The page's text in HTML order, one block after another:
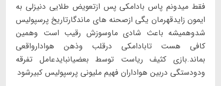
فقط میدونم پاس بادامکی پس ازتعویض طلایی دنیزلی به
ایمون زایدقهرمان یگی ازصحنه های ماندگارتاریخ پرسپولیس
شدوهمیشه باعث شادی ماوسوزش رقیب است وهمین
کافی هست تابادامکی درقلب وذهن هوادارواقعی
بماند.بازی کثیف ریاست توسط بعضیانبایدعامل تفرقه
ودودستگی دربین هواداران فهیم ملیونی پرسپولیس کبیرشود